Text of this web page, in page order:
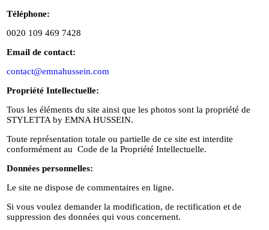
Téléphone:
0020 109 469 7428
Email de contact:
contact@emnahussein.com
Propriété Intellectuelle:
Tous les éléments du site ainsi que les photos sont la propriété de
STYLETTA by EMNA HUSSEIN.
Toute représentation totale ou partielle de ce site est interdite
conformément au Code de la Propriété Intellectuelle.
Données personnelles:
Le site ne dispose de commentaires en ligne.
Si vous voulez demander la modification, de rectification et de
suppression des données qui vous concernent.